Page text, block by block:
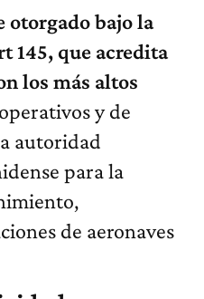
otorgado bajo la
145, que acredita
los más altos
y de
autoridad
para la
de aeronaves